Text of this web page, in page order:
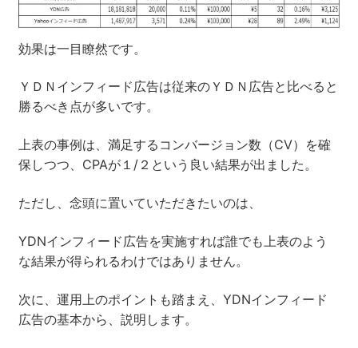
効果は一目瞭然です。
ＹＤＮインフィード広告は従来のＹＤＮ広告と比べると
勝るべき点が多いです。
上表の事例は、満足するコンバージョン数（CV）を確
保しつつ、CPAが１/２という良い結果が出ました。
ただし、念頭に置いていただきたいのは、
YDNインフィード広告を実施すれば誰でも上表のよう
な結果が得られるわけではありません。
次に、運用上のポイントも踏まえ、YDNインフィード
広告の基本から、説明します。